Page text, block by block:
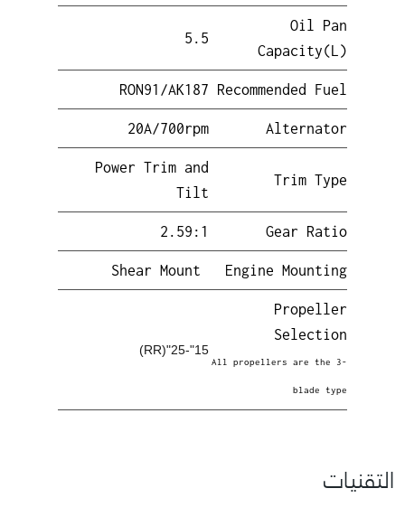
Oil Pan
Capacity(L)
5.5
Recommended Fuel
RON91/AK187
Alternator
20A/700rpm
Trim Type
Power Trim and
Tilt
Gear Ratio
2.59:1
Engine Mounting
Propeller
Selection
All propellers are the 3-
blade type
15"-25"(RR)
التقنيات